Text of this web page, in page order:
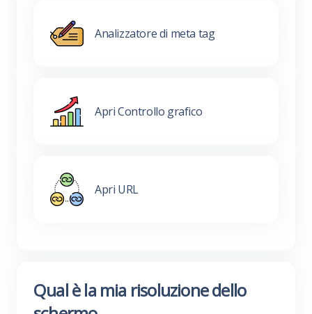
Analizzatore di meta tag
Apri Controllo grafico
Apri URL
Qual è la mia risoluzione dello